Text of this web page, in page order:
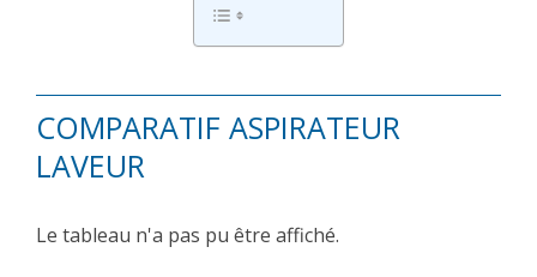
COMPARATIF ASPIRATEUR
LAVEUR
Le tableau n'a pas pu être affiché.